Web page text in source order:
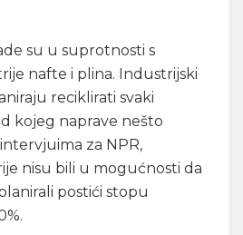
su u suprotnosti s
nafte i plina. Industrijski
reciklirati svaki
kojeg naprave nešto
za NPR,
nisu bili u mogućnosti da
postići stopu